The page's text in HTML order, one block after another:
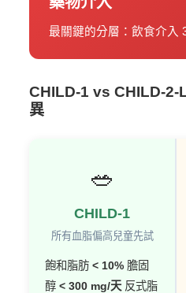
最關鍵的分層：飲食介入
CHILD-1 vs CHILD-2-
異
🥗
CHILD-1
所有血脂偏高兒童先試
飽和脂肪< 10% 膽固
醇< 300 mg/天 反式脂